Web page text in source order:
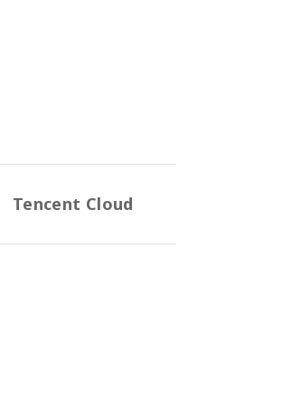
Tencent Cloud